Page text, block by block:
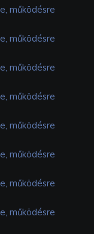
működésre
működésre
működésre
működésre
működésre
működésre
működésre
működésre